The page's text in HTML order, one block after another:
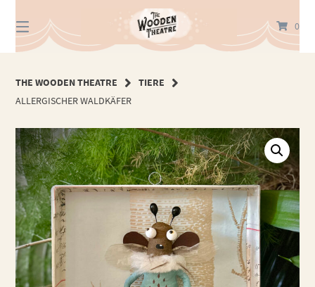
zum
Inhalt
0
THE WOODEN THEATRE
TIERE
ALLERGISCHER WALDKÄFER